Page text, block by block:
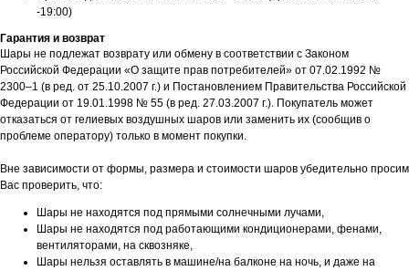
-19:00)
Гарантия и возврат
Шары не подлежат возврату или обмену в соответствии с Законом
Российской Федерации «О защите прав потребителей» от 07.02.1992 №
2300–1 (в ред. от 25.10.2007 г.) и Постановлением Правительства Российской
Федерации от 19.01.1998 № 55 (в ред. 27.03.2007 г.). Покупатель может
отказаться от гелиевых воздушных шаров или заменить их (сообщив о
проблеме оператору) только в момент покупки.
Вне зависимости от формы, размера и стоимости шаров убедительно просим
Вас проверить, что:
Шары не находятся под прямыми солнечными лучами,
Шары не находятся под работающими кондиционерами, фенами,
вентиляторами, на сквозняке,
Шары нельзя оставлять в машине/на балконе на ночь, и даже на